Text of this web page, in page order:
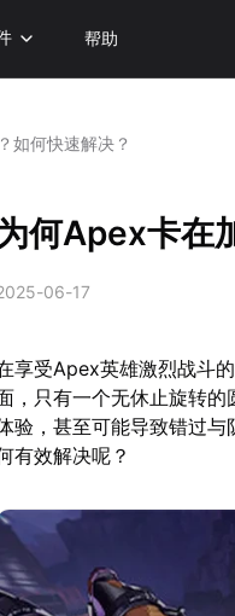
帮助
如何快速解决？
何Apex卡在
06-17
享受Apex英雄激烈战斗
，只有一个无休止旋转
验，甚至可能导致错过
有效解决呢？